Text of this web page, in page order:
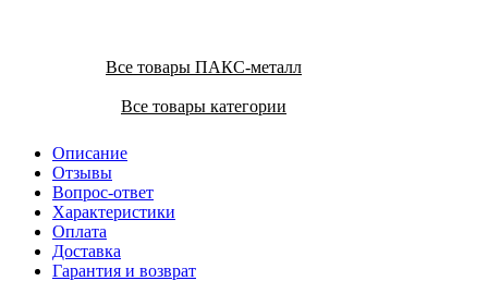
Все товары ПАКС-металл
Все товары категории
Описание
Отзывы
Вопрос-ответ
Характеристики
Оплата
Доставка
Гарантия и возврат